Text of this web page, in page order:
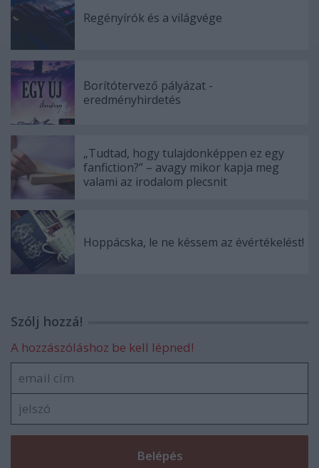
Regényírók és a világvége
Borítótervező pályázat -
eredményhirdetés
„Tudtad, hogy tulajdonképpen ez egy
fanfiction?” – avagy mikor kapja meg
valami az irodalom plecsnit
Hoppácska, le ne késsem az évértékelést!
Szólj hozzá!
A hozzászóláshoz be kell lépned!